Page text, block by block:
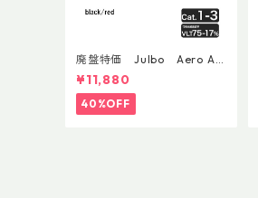
廃盤特価 Julbo Aero Asi
anFit
¥11,880
40%OFF